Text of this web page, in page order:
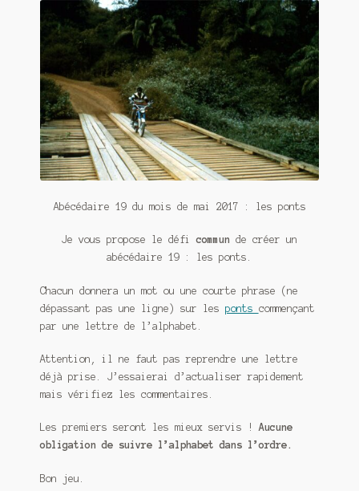
De(s)tracteur réduit au silence
Enlèvement rêvé
Entre père et fils
Il fallait me laisser mourir
Liste de tous mes romans
Marre des adultes
Mes romans
Meurtre en alternance
Mon admirateur de l’avent
Mon Compte
Abécédaire 19 du mois de mai 2017 : les ponts
Je vous propose le déficommun de créer un
abécédaire 19 : les ponts.
Chacun donnera un mot ou une courte phrase (ne
dépassant pas une ligne) sur les ponts commençant
par une lettre de l’alphabet.
Attention, il ne faut pas reprendre une lettre
déjà prise. J’essaierai d’actualiser rapidement
mais vérifiez les commentaires.
Les premiers seront les mieux servis ! Aucune
obligation de suivre l’alphabet dans l’ordre.
Bon jeu.